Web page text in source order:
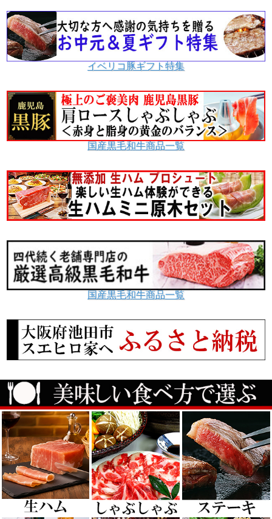
イベリコ豚ギフト特集
国産黒毛和牛商品一覧
国産黒毛和牛商品一覧